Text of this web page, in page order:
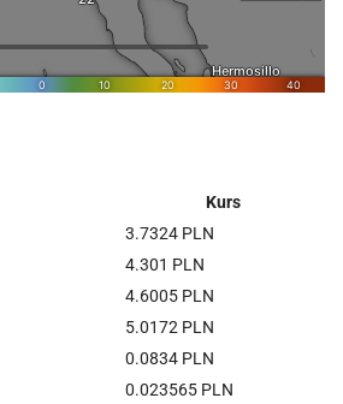
Kurs
3.7324 PLN
4.301 PLN
4.6005 PLN
5.0172 PLN
0.0834 PLN
0.023565 PLN